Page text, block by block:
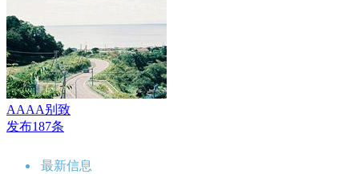
AAAA别致
发布187条
最新信息